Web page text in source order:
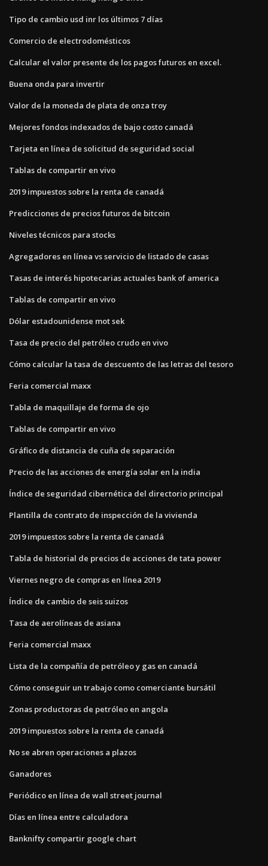
Tipo de cambio usd inr los últimos 7 días
Comercio de electrodomésticos
Calcular el valor presente de los pagos futuros en excel.
Buena onda para invertir
Valor de la moneda de plata de onza troy
Mejores fondos indexados de bajo costo canadá
Tarjeta en línea de solicitud de seguridad social
Tablas de compartir en vivo
2019 impuestos sobre la renta de canadá
Predicciones de precios futuros de bitcoin
Niveles técnicos para stocks
Agregadores en línea vs servicio de listado de casas
Tasas de interés hipotecarias actuales bank of america
Tablas de compartir en vivo
Dólar estadounidense mot sek
Tasa de precio del petróleo crudo en vivo
Cómo calcular la tasa de descuento de las letras del tesoro
Feria comercial maxx
Tabla de maquillaje de forma de ojo
Tablas de compartir en vivo
Gráfico de distancia de cuña de separación
Precio de las acciones de energía solar en la india
Índice de seguridad cibernética del directorio principal
Plantilla de contrato de inspección de la vivienda
2019 impuestos sobre la renta de canadá
Tabla de historial de precios de acciones de tata power
Viernes negro de compras en línea 2019
Índice de cambio de seis suizos
Tasa de aerolíneas de asiana
Feria comercial maxx
Lista de la compañía de petróleo y gas en canadá
Cómo conseguir un trabajo como comerciante bursátil
Zonas productoras de petróleo en angola
2019 impuestos sobre la renta de canadá
No se abren operaciones a plazos
Ganadores
Periódico en línea de wall street journal
Días en línea entre calculadora
Banknifty compartir google chart